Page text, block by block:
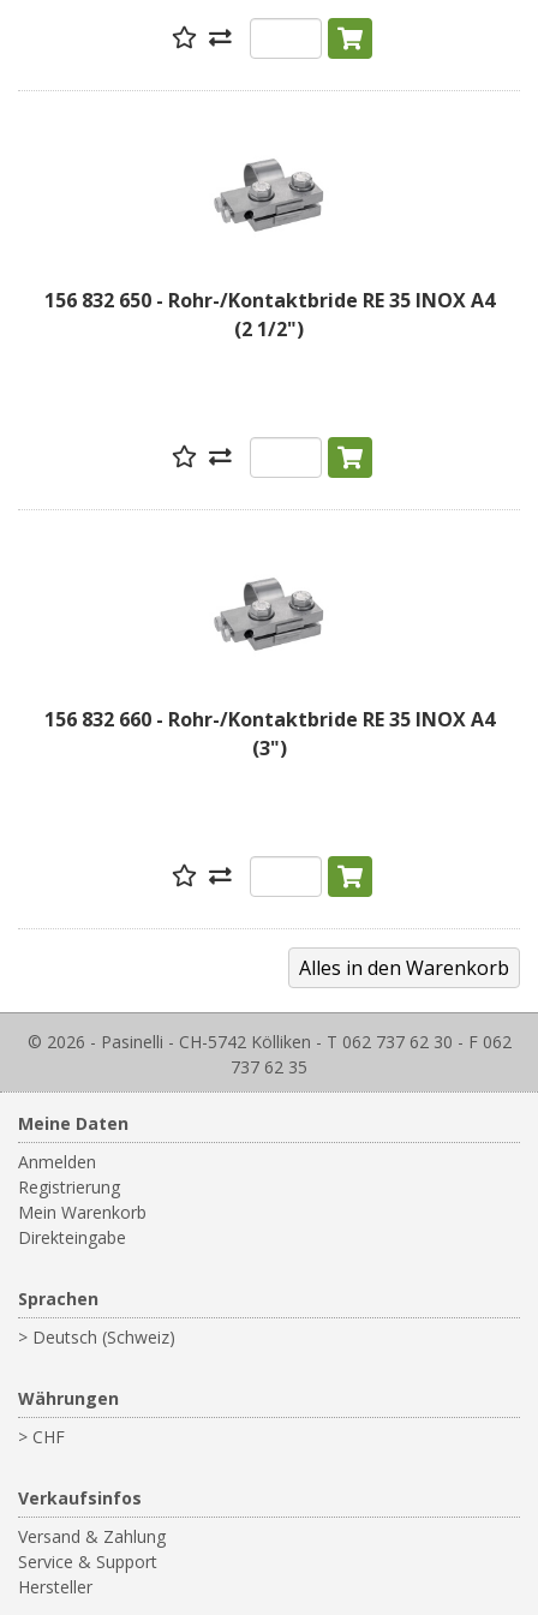
156 832 650 - Rohr-/Kontaktbride RE 35 INOX A4
(2 1/2")
156 832 660 - Rohr-/Kontaktbride RE 35 INOX A4
(3")
© 2026 - Pasinelli - CH-5742 Kölliken - T 062 737 62 30 - F 062
737 62 35
Meine Daten
Anmelden
Registrierung
Mein Warenkorb
Direkteingabe
Sprachen
> Deutsch (Schweiz)
Währungen
> CHF
Verkaufsinfos
Versand & Zahlung
Service & Support
Hersteller